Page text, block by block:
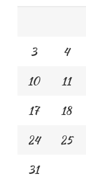
3
4
10
11
17
18
24
25
31